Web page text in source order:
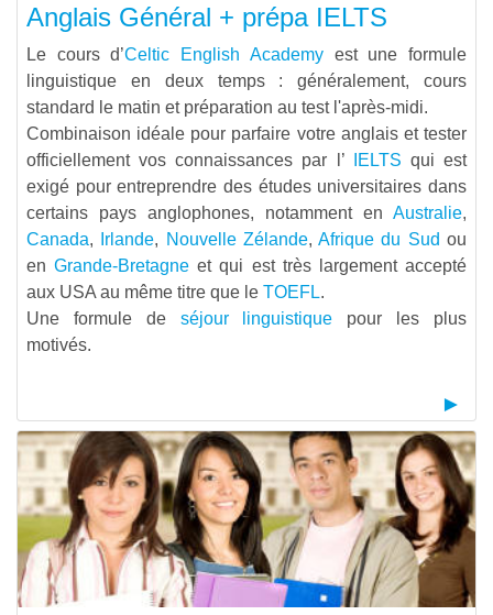
Anglais Général + prépa IELTS
Le cours d’Celtic English Academyest une formule
linguistique en deux temps : généralement, cours
standard le matin et préparation au test l'après-midi.
Combinaison idéale pour parfaire votre anglais et tester
officiellement vos connaissances par l’
IELTS qui est
exigé pour entreprendre des études universitaires dans
certains pays anglophones, notamment en Australie,
Canada, Irlande, Nouvelle Zélande,Afrique du Sud ou
enGrande-Bretagne et qui est très largement accepté
aux USA au même titre que le TOEFL.
Une formule de séjour linguistique pour les plus
motivés.